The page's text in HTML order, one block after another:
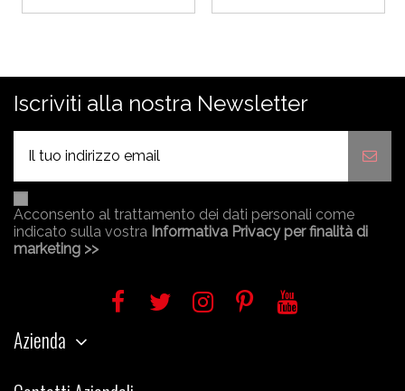
Iscriviti alla nostra Newsletter
Acconsento al trattamento dei dati personali come
indicato sulla vostra Informativa Privacy per finalità di
marketing >>
Azienda